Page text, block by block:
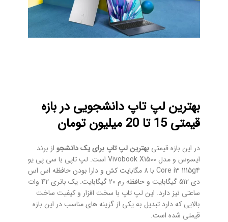
بهترین لپ تاپ دانشجویی در بازه
قیمتی 15 تا 20 میلیون تومان
در این بازه قیمتی بهترین لپ تاپ برای یک دانشجو از برند
ایسوس و مدل Vivobook X1500 است. لپ تاپی با سی پی یو
Core i3 1115g4 با 8 مگابایت کش و دارا بودن حافظه اس اس
دی 512 گیگابایت و حافظه رم 20 گیگابایت. یک باتری 42 وات
ساعتی نیز دارد. این لپ تاپ با سخت افزار و کیفیت ساخت
بالایی که دارد تبدیل به یکی از گزینه های مناسب در این بازه
قیمتی شده است.